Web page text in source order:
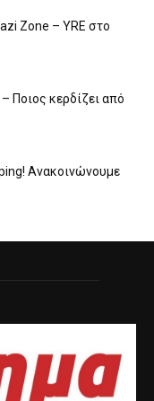
Zone – YRE στο
Ποιος κερδίζει από
Ανακοινώνουμε